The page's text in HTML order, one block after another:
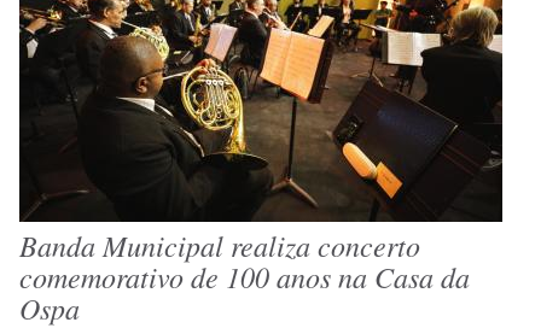
Banda Municipal realiza concerto
comemorativo de 100 anos na Casa da
Ospa